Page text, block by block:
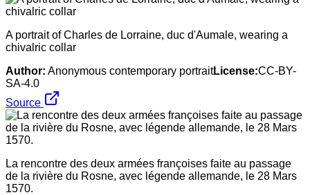
A portrait of Charles de Lorraine, duc d'Aumale, wearing a
chivalric collar
Author: Anonymous contemporary portraitLicense:CC-BY-
SA-4.0
Source
La rencontre des deux armées françoises faite au passage
de la rivière du Rosne, avec légende allemande, le 28 Mars
1570.